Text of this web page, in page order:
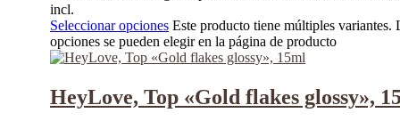
incl.
Seleccionar opciones Este producto tiene múltiples variantes.
opciones se pueden elegir en la página de producto
HeyLove, Top «Gold flakes glossy»,